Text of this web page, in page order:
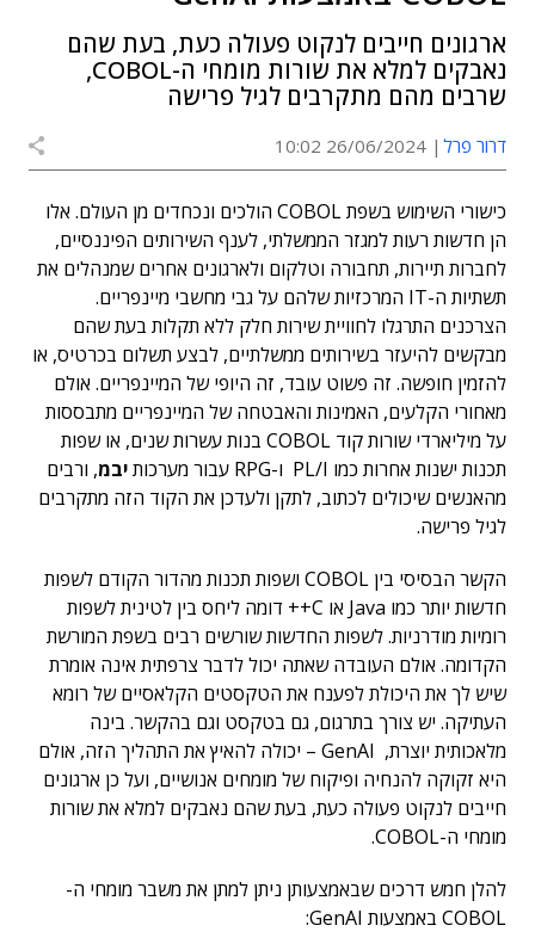
ארגונים חייבים לנקוט פעולה כעת, בעת שהם
נאבקים למלא את שורות מומחי ה-COBOL,
שרבים מהם מתקרבים לגיל פרישה
דרור פרל 26/06/2024 10:02
כישורי השימוש בשפת COBOL הולכים ונכחדים מן העולם. אלו
הן חדשות רעות למגזר הממשלתי, לענף השירותים הפיננסיים,
לחברות תיירות, תחבורה וטלקום ולארגונים אחרים שמנהלים את
תשתיות ה-IT המרכזיות שלהם על גבי מחשבי מיינפריים.
הצרכנים התרגלו לחוויית שירות חלק ללא תקלות בעת שהם
מבקשים להיעזר בשירותים ממשלתיים, לבצע תשלום בכרטיס, או
להזמין חופשה. זה פשוט עובד, זה היופי של המיינפריים. אולם
מאחורי הקלעים, האמינות והאבטחה של המיינפריים מתבססות
על מיליארדי שורות קוד COBOL בנות עשרות שנים, או שפות
תכנות ישנות אחרות כמו PL/I ו-RPG עבור מערכות
יבמ, ורבים
מהאנשים שיכולים לכתוב, לתקן ולעדכן את הקוד הזה מתקרבים
לגיל פרישה.
הקשר הבסיסי בין COBOL ושפות תכנות מהדור הקודם לשפות
חדשות יותר כמו Java או C++ דומה ליחס בין לטינית לשפות
רומיות מודרניות. לשפות החדשות שורשים רבים בשפת המורשת
הקדומה. אולם העובדה שאתה יכול לדבר צרפתית אינה אומרת
שיש לך את היכולת לפענח את הטקסטים הקלאסיים של רומא
העתיקה. יש צורך בתרגום, גם בטקסט וגם בהקשר. בינה
מלאכותית יוצרת, GenAI – יכולה להאיץ את התהליך הזה, אולם
היא זקוקה להנחיה ופיקוח של מומחים אנושיים, ועל כן ארגונים
חייבים לנקוט פעולה כעת, בעת שהם נאבקים למלא את שורות
מומחי ה-COBOL.
להלן חמש דרכים שבאמצעותן ניתן למתן את משבר מומחי ה-
COBOL באמצעות GenAI: